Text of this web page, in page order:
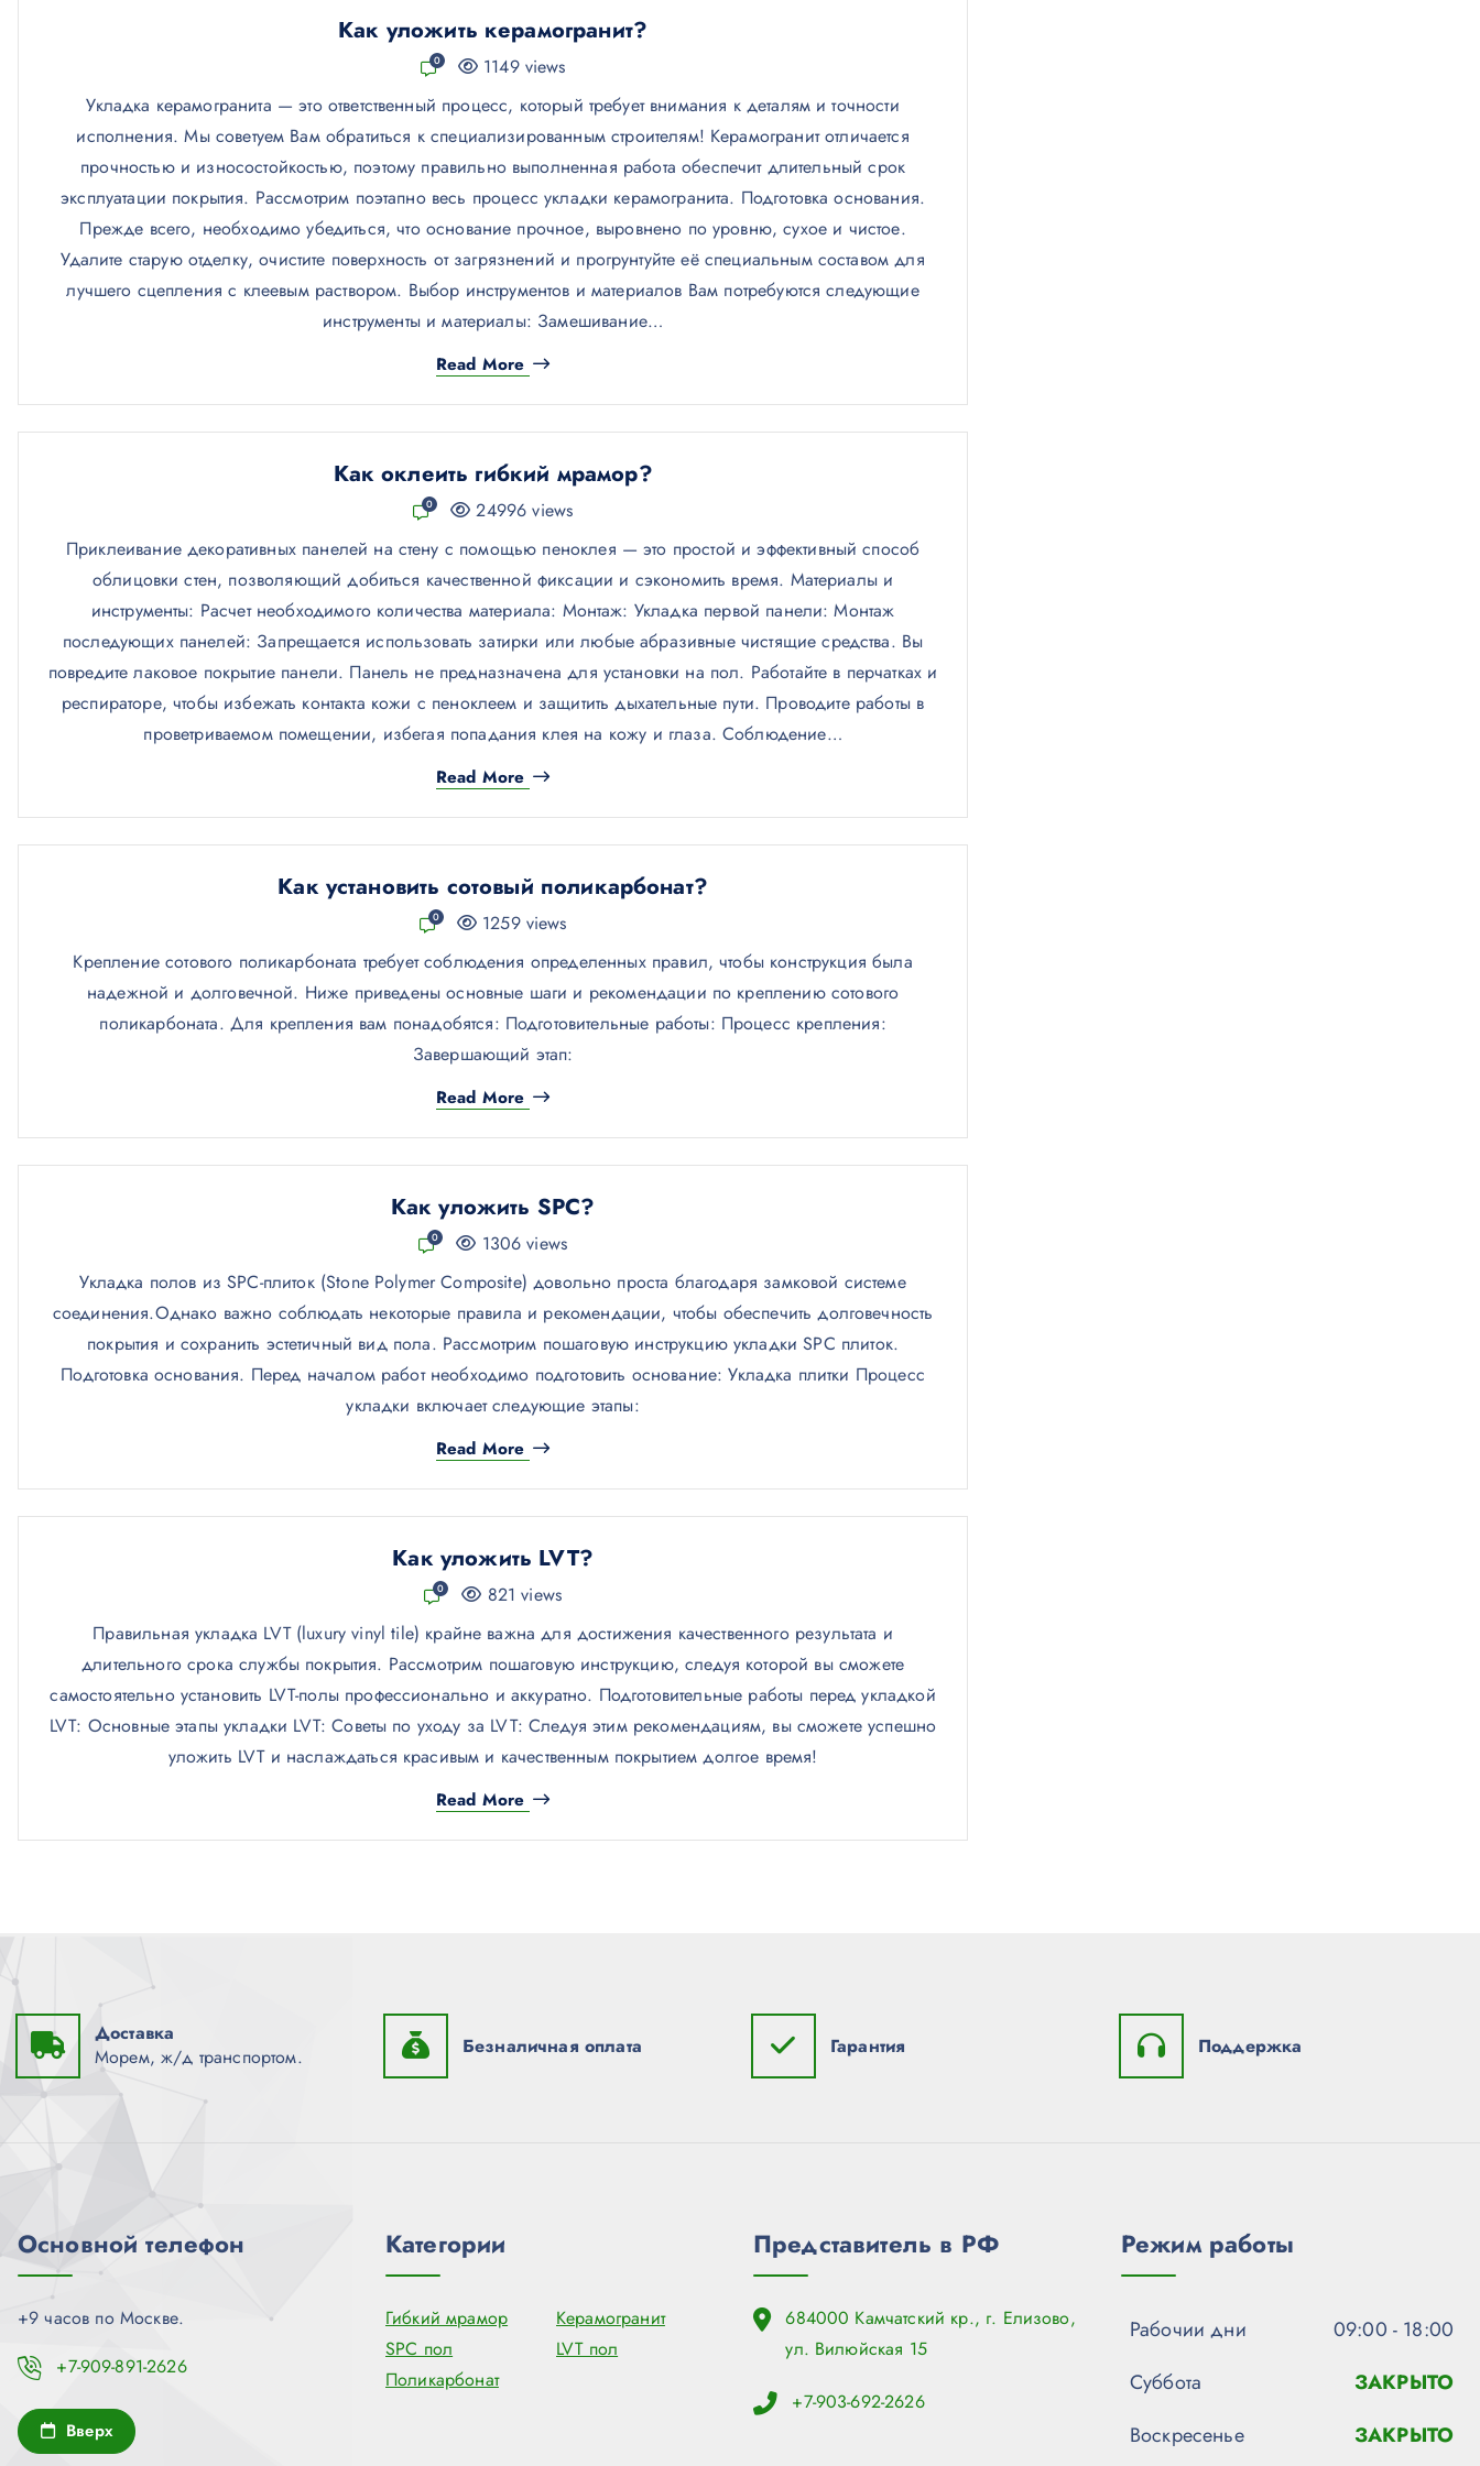
Как уложить керамогранит?
0
1149 views
Укладка керамогранита — это ответственный процесс, который требует внимания к деталям и точности
исполнения. Мы советуем Вам обратиться к специализированным строителям! Керамогранит отличается
прочностью и износостойкостью, поэтому правильно выполненная работа обеспечит длительный срок
эксплуатации покрытия. Рассмотрим поэтапно весь процесс укладки керамогранита. Подготовка основания.
Прежде всего, необходимо убедиться, что основание прочное, выровнено по уровню, сухое и чистое.
Удалите старую отделку, очистите поверхность от загрязнений и прогрунтуйте её специальным составом для
лучшего сцепления с клеевым раствором. Выбор инструментов и материалов Вам потребуются следующие
инструменты и материалы: Замешивание…
Read More
Как оклеить гибкий мрамор?
0
24996 views
Приклеивание декоративных панелей на стену с помощью пеноклея — это простой и эффективный способ
облицовки стен, позволяющий добиться качественной фиксации и сэкономить время. Материалы и
инструменты: Расчет необходимого количества материала: Монтаж: Укладка первой панели: Монтаж
последующих панелей: Запрещается использовать затирки или любые абразивные чистящие средства. Вы
повредите лаковое покрытие панели. Панель не предназначена для установки на пол. Работайте в перчатках и
респираторе, чтобы избежать контакта кожи с пеноклеем и защитить дыхательные пути. Проводите работы в
проветриваемом помещении, избегая попадания клея на кожу и глаза. Соблюдение…
Read More
Как установить сотовый поликарбонат?
0
1259 views
Крепление сотового поликарбоната требует соблюдения определенных правил, чтобы конструкция была
надежной и долговечной. Ниже приведены основные шаги и рекомендации по креплению сотового
поликарбоната. Для крепления вам понадобятся: Подготовительные работы: Процесс крепления:
Завершающий этап:
Read More
Как уложить SPC?
0
1306 views
Укладка полов из SPC-плиток (Stone Polymer Composite) довольно проста благодаря замковой системе
соединения.Однако важно соблюдать некоторые правила и рекомендации, чтобы обеспечить долговечность
покрытия и сохранить эстетичный вид пола. Рассмотрим пошаговую инструкцию укладки SPC плиток.
Подготовка основания. Перед началом работ необходимо подготовить основание: Укладка плитки Процесс
укладки включает следующие этапы:
Read More
Как уложить LVT?
0
821 views
Правильная укладка LVT (luxury vinyl tile) крайне важна для достижения качественного результата и
длительного срока службы покрытия. Рассмотрим пошаговую инструкцию, следуя которой вы сможете
самостоятельно установить LVT-полы профессионально и аккуратно. Подготовительные работы перед укладкой
LVT: Основные этапы укладки LVT: Советы по уходу за LVT: Следуя этим рекомендациям, вы сможете успешно
уложить LVT и наслаждаться красивым и качественным покрытием долгое время!
Read More
Доставка
Морем, ж/д транспортом.
Безналичная оплата Гарантия Поддержка
Основной телефон
+9 часов по Москве.
+7-909-891-2626
Вверх
Категории
Гибкий мрамор
Керамогранит
SPC пол
LVT пол
Поликарбонат
Представитель в РФ
684000 Камчатский кр., г. Елизово,
ул. Вилюйская 15
+7-903-692-2626
Режим работы
Рабочии дни
09:00 - 18:00
Суббота
ЗАКРЫТО
Воскресенье
ЗАКРЫТО